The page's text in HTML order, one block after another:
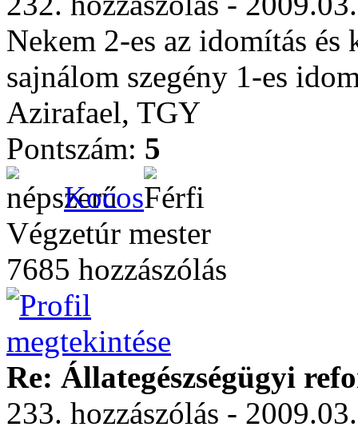
Nekem 2-es az idomítás
sajnálom szegény 1-es
Azirafael, TGY
Pontszám: 5
Kocos
Végzetúr mester
7685 hozzászólás
Re: Állategészségügyi
233. hozzászólás -